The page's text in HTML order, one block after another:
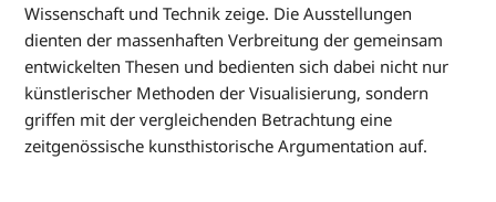
Wissenschaft und Technik zeige. Die Ausstellungen
dienten der massenhaften Verbreitung der gemeinsam
entwickelten Thesen und bedienten sich dabei nicht nur
künstlerischer Methoden der Visualisierung, sondern
griffen mit der vergleichenden Betrachtung eine
zeitgenössische kunsthistorische Argumentation auf.